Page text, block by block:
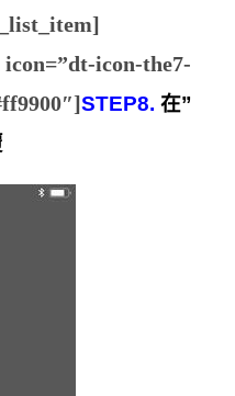
icon-the7-
STEP8. 在”